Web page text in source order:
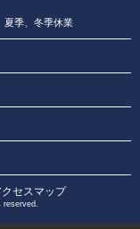
夏季、冬季休業
クセスマップ
reserved.